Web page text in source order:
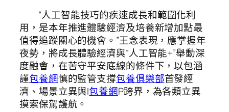
“人工智能技巧的疾速成長和範圍化利
用，是本年推進體驗經濟及培養新增加點最
值得追蹤關心的機會。”王念表現，應掌握年
夜勢，將成長體驗經濟與“人工智能+”舉動深
度融會，在苦守平安底線的條件下，以包涵
謹包養網慎的監管支撐包養俱樂部首發經
濟、場景立異與I包養網P跨界，為各類立異
摸索保駕護航。